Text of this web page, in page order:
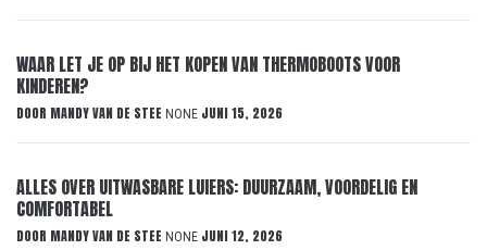
WAAR LET JE OP BIJ HET KOPEN VAN THERMOBOOTS VOOR
KINDEREN?
DOOR MANDY VAN DE STEE NONE JUNI 15, 2026
ALLES OVER UITWASBARE LUIERS: DUURZAAM, VOORDELIG EN
COMFORTABEL
DOOR MANDY VAN DE STEE NONE JUNI 12, 2026